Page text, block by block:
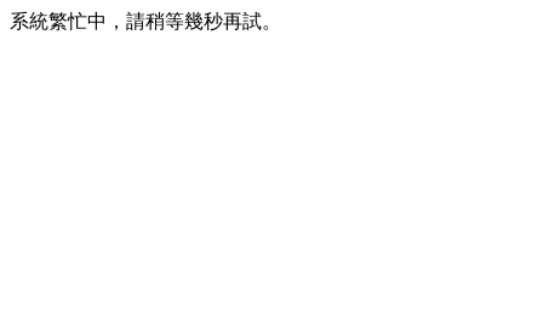
系統繁忙中，請稍等幾秒再試。